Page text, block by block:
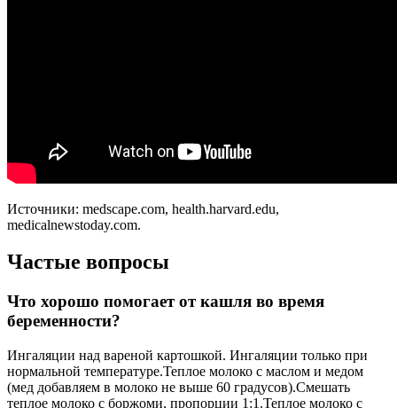
Источники: medscape.com, health.harvard.edu,
medicalnewstoday.com.
Частые вопросы
Что хорошо помогает от кашля во время
беременности?
Ингаляции над вареной картошкой. Ингаляции только при
нормальной температуре.Теплое молоко с маслом и медом
(мед добавляем в молоко не выше 60 градусов).Смешать
теплое молоко с боржоми, пропорции 1:1.Теплое молоко с